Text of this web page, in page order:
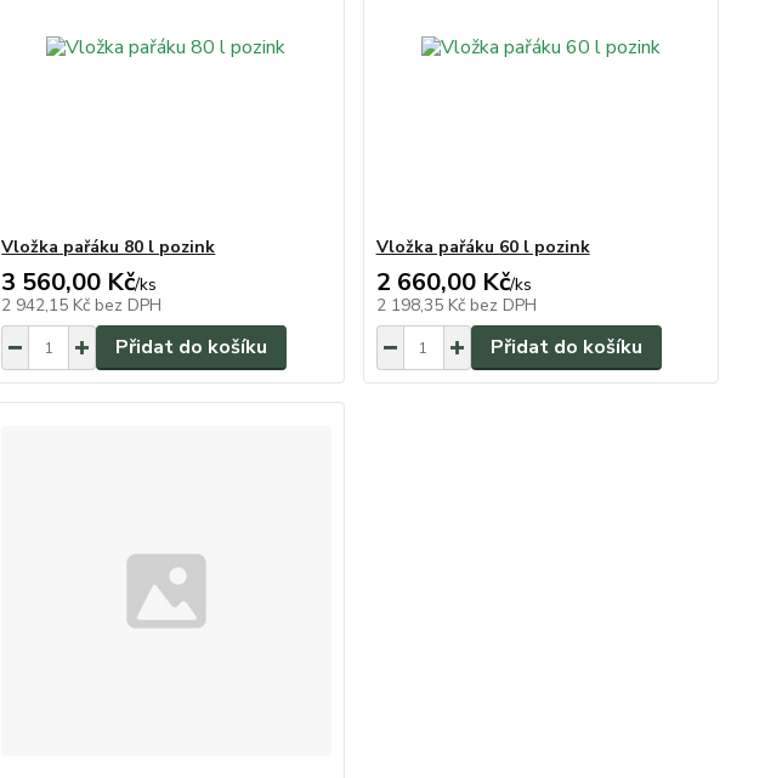
Vložka pařáku 80 l pozink
3 560,00 Kč/ks
2 942,15 Kč bez DPH
Přidat do košíku
Vložka pařáku 60 l pozink
2 660,00 Kč/ks
2 198,35 Kč bez DPH
Přidat do košíku